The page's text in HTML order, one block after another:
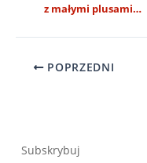
z małymi plusami…
POPRZEDNI
Subskrybuj